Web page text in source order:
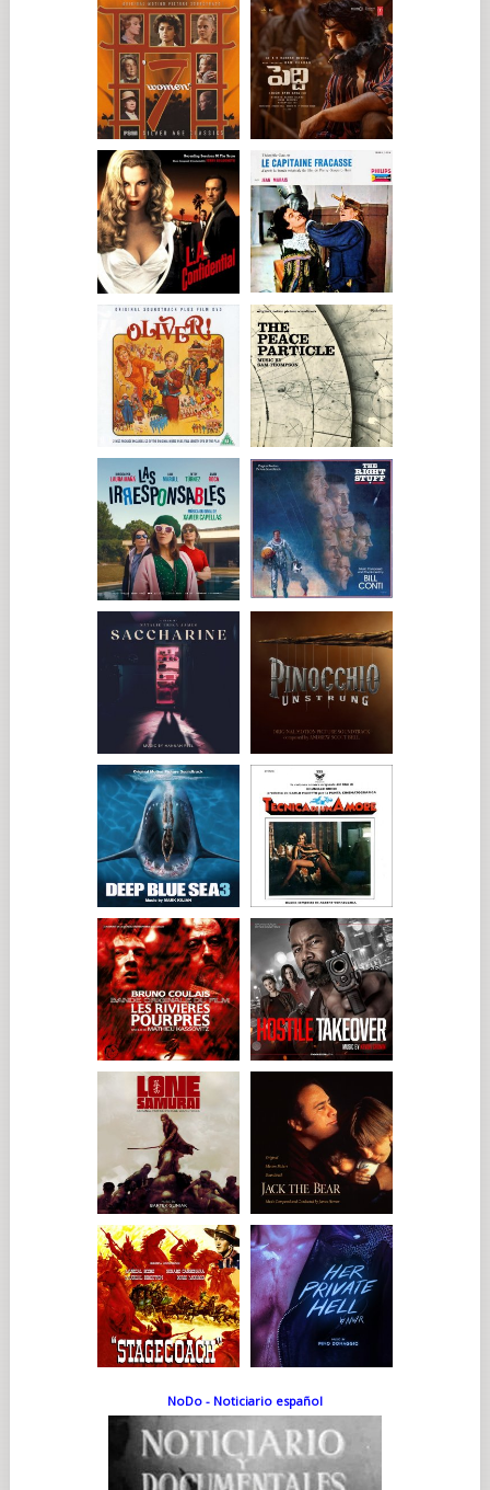
NoDo - Noticiario español